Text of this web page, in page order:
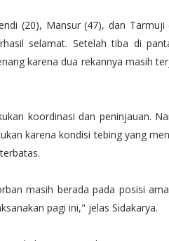
(20), Mansur (47), dan Tarmuji
selamat. Setelah tiba di
karena dua rekannya masih
koordinasi dan peninjauan.
karena kondisi tebing yang
masih berada pada posisi
pagi ini," jelas Sidakarya.